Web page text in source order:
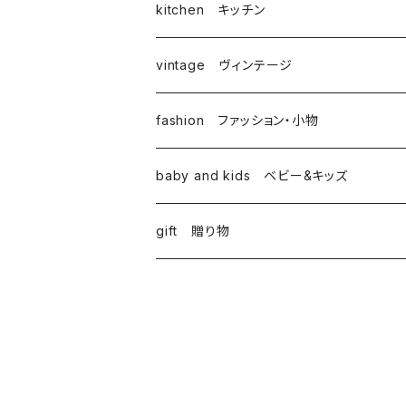
kitchen キッチン
vintage ヴィンテージ
fashion ファッション・小物
baby and kids ベビー&キッズ
gift 贈り物